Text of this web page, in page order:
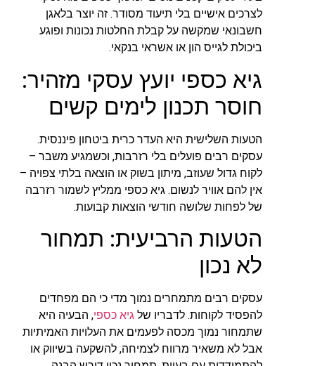
לצרכים אישיים בלי תיעוד מסודר. זה יוצר בלאגן
חשבונאי שמקשה על קבלת החלטות נכונות ופוגע
ביכולת לגייס הון או אשראי בנקאי.
גיא כספי יועץ עסקי מזהיר:
חוסר תכנון לימים קשים
הטעות השלישית היא העדר כרית ביטחון פיננסית.
עסקים רבים פועלים בלי רזרבות, וכשמגיע משבר –
לקוח גדול שעוזב, מיתון בשוק או הוצאה בלתי צפויה –
אין להם אוויר לנשום. גיא כספי ממליץ לשמור רזרבה
של לפחות שלושה חודשי הוצאות קבועות.
הטעות הרביעית: תמחור
לא נכון
עסקים רבים מתמחרים נמוך מדי כי הם מפחדים
להפסיד לקוחות. לדבריו של גיא כספי, הבעיה היא
שתמחור נמוך מכסה לפעמים את העלויות האמיתיות
אבל לא משאיר מרווח לצמיחה, להשקעה בשיווק או